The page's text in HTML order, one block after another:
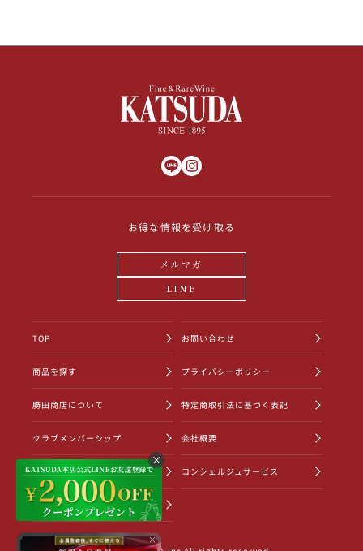
×
お得な情報を受け取る
メルマガ
LINE
TOP
商品を探す
勝田商店について
クラブメンバーシップ
ショッピングガイド
お知らせ一覧
お問い合わせ
プライバシーポリシー
特定商取引法に基づく表記
会社概要
コンシェルジュサービス